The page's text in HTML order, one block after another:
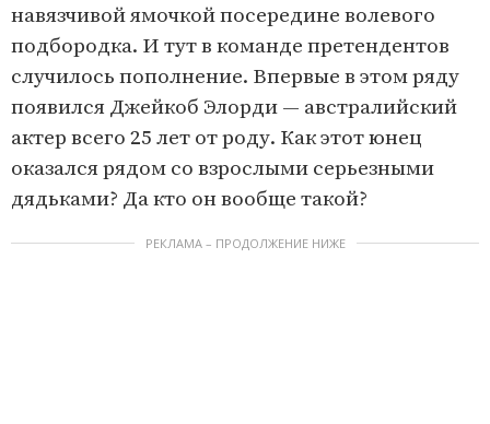
навязчивой ямочкой посередине волевого
подбородка. И тут в команде претендентов
случилось пополнение. Впервые в этом ряду
появился Джейкоб Элорди — австралийский
актер всего 25 лет от роду. Как этот юнец
оказался рядом со взрослыми серьезными
дядьками? Да кто он вообще такой?
РЕКЛАМА – ПРОДОЛЖЕНИЕ НИЖЕ